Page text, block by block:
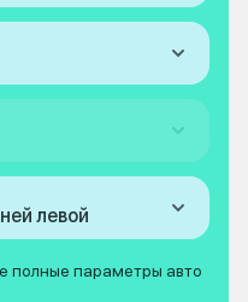
левой
полные параметры авто